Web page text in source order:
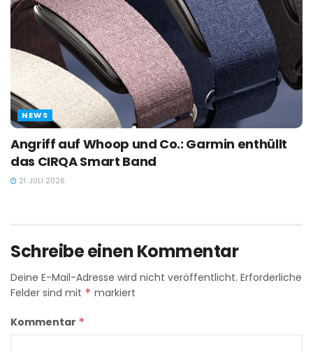
NEWS
Angriff auf Whoop und Co.: Garmin enthüllt
das CIRQA Smart Band
21. JULI 2026
Schreibe einen Kommentar
Deine E-Mail-Adresse wird nicht veröffentlicht. Erforderliche
Felder sind mit * markiert
Kommentar *